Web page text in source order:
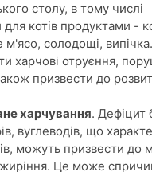
столу, в тому числі
котів продуктами -
солодощі,
харчові отруєння,
призвести до
харчування. Дефіцит
вуглеводів, що
можуть призвести до
Це може